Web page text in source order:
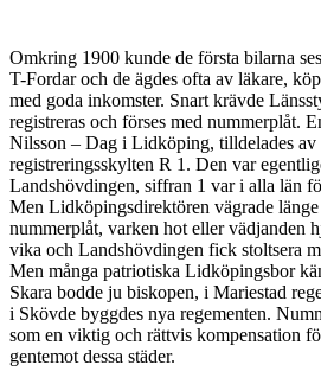
Omkring 1900 kunde de första bilarna
T-Fordar och de ägdes ofta av läkare,
med goda inkomster. Snart krävde
registreras och förses med nummerplåt.
Nilsson – Dag i Lidköping, tilldelades av
registreringsskylten R 1. Den var
Landshövdingen, siffran 1 var i alla län
Men Lidköpingsdirektören vägrade
nummerplåt, varken hot eller vädjanden
vika och Landshövdingen fick stoltsera
Men många patriotiska Lidköpingsbor
Skara bodde ju biskopen, i Mariestad
i Skövde byggdes nya regementen.
som en viktig och rättvis kompensation
gentemot dessa städer.